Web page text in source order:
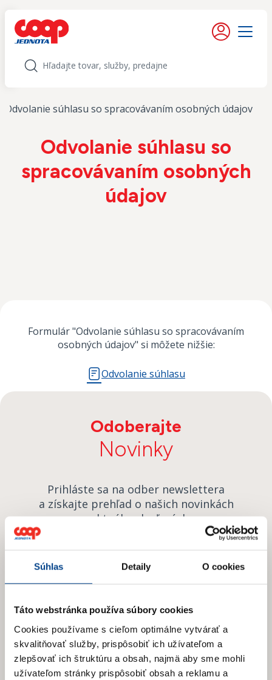
Súhlas Detaily O cookies
Táto webstránka používa súbory cookies
Cookies používame s cieľom optimálne vytvárať a
skvalitňovať služby, prispôsobiť ich užívateľom a
zlepšovať ich štruktúru a obsah, najmä aby sme mohli
užívateľom stránky prispôsobiť obsah a reklamu a
Moje konto
Menu
Hľadať
Odvolanie súhlasu so spracovávaním osobných údajov
Odvolanie súhlasu so
spracovávaním osobných
údajov
Formulár "Odvolanie súhlasu so spracovávaním
osobných údajov" si môžete nižšie:
Odvolanie súhlasu
Odoberajte
Novinky
Prihláste sa na odber newslettera
a získajte prehľad o našich novinkách
a aktuálnych zľavách.